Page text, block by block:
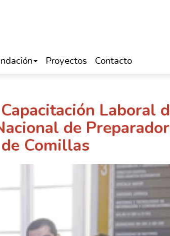
Proyectos Contacto
Laboral
de
Comillas